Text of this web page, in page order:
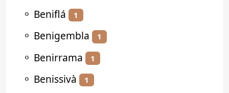
⚬ Beniflá 1
⚬ Benigembla 1
⚬ Benirrama 1
⚬ Benissivà 1